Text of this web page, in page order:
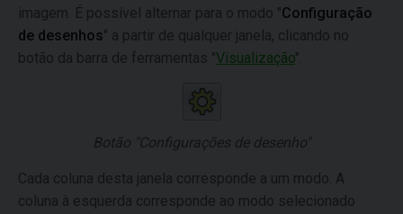
imagem. É possível alternar para o modo "Configuração
de desenhos" a partir de qualquer janela, clicando no
botão da barra de ferramentas "Visualização".
Botão "Configurações de desenho"
Cada coluna desta janela corresponde a um modo. A
coluna à esquerda corresponde ao modo selecionado